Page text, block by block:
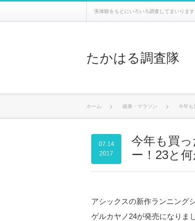
たかはる調査隊
実体験をもとにいろいろ調査してまいります
ホーム 健康・マラソン 今年も
今年も買
ー！23と
07.14
2017
アシックスの新作ランニング
ゲルカヤノ24が発売になりまし